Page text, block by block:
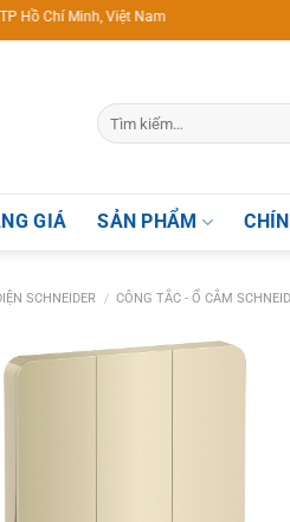
Minh, Việt Nam
GIÁ SẢN PHẨM
SCHNEIDER / CÔNG TẮC - Ổ CẮM